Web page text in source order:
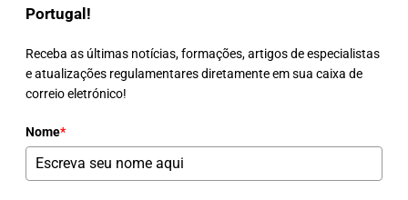
Portugal!
Receba as últimas notícias, formações, artigos de especialistas
e atualizações regulamentares diretamente em sua caixa de
correio eletrónico!
Nome*